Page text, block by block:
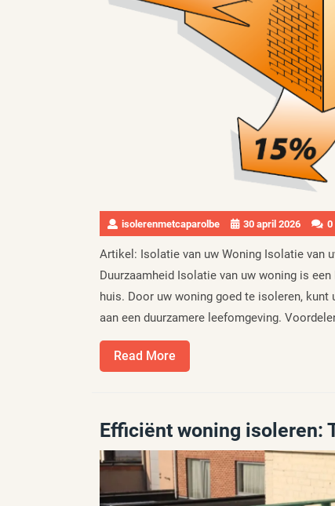
isolerenmetcaparolbe 30 april 2026 0
Artikel: Isolatie van uw Woning Isolatie van
Duurzaamheid Isolatie van uw woning is
huis. Door uw woning goed te isoleren,
aan een duurzamere leefomgeving.
Read More
More
Efficiënt woning isoleren: